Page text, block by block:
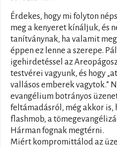
Érdekes, hogy mi folyton
meg a kenyeret kínáljuk, és
tanítványnak, ha valamit
éppen ez lenne a szerepe.
igehirdetéssel az
testvérei vagyunk, és hogy
vallásos emberek vagytok.”
evangélium botrányos
feltámadásról, még akkor is,
flashmob, a
Hárman fognak megtérni.
Miért kompromittálod az